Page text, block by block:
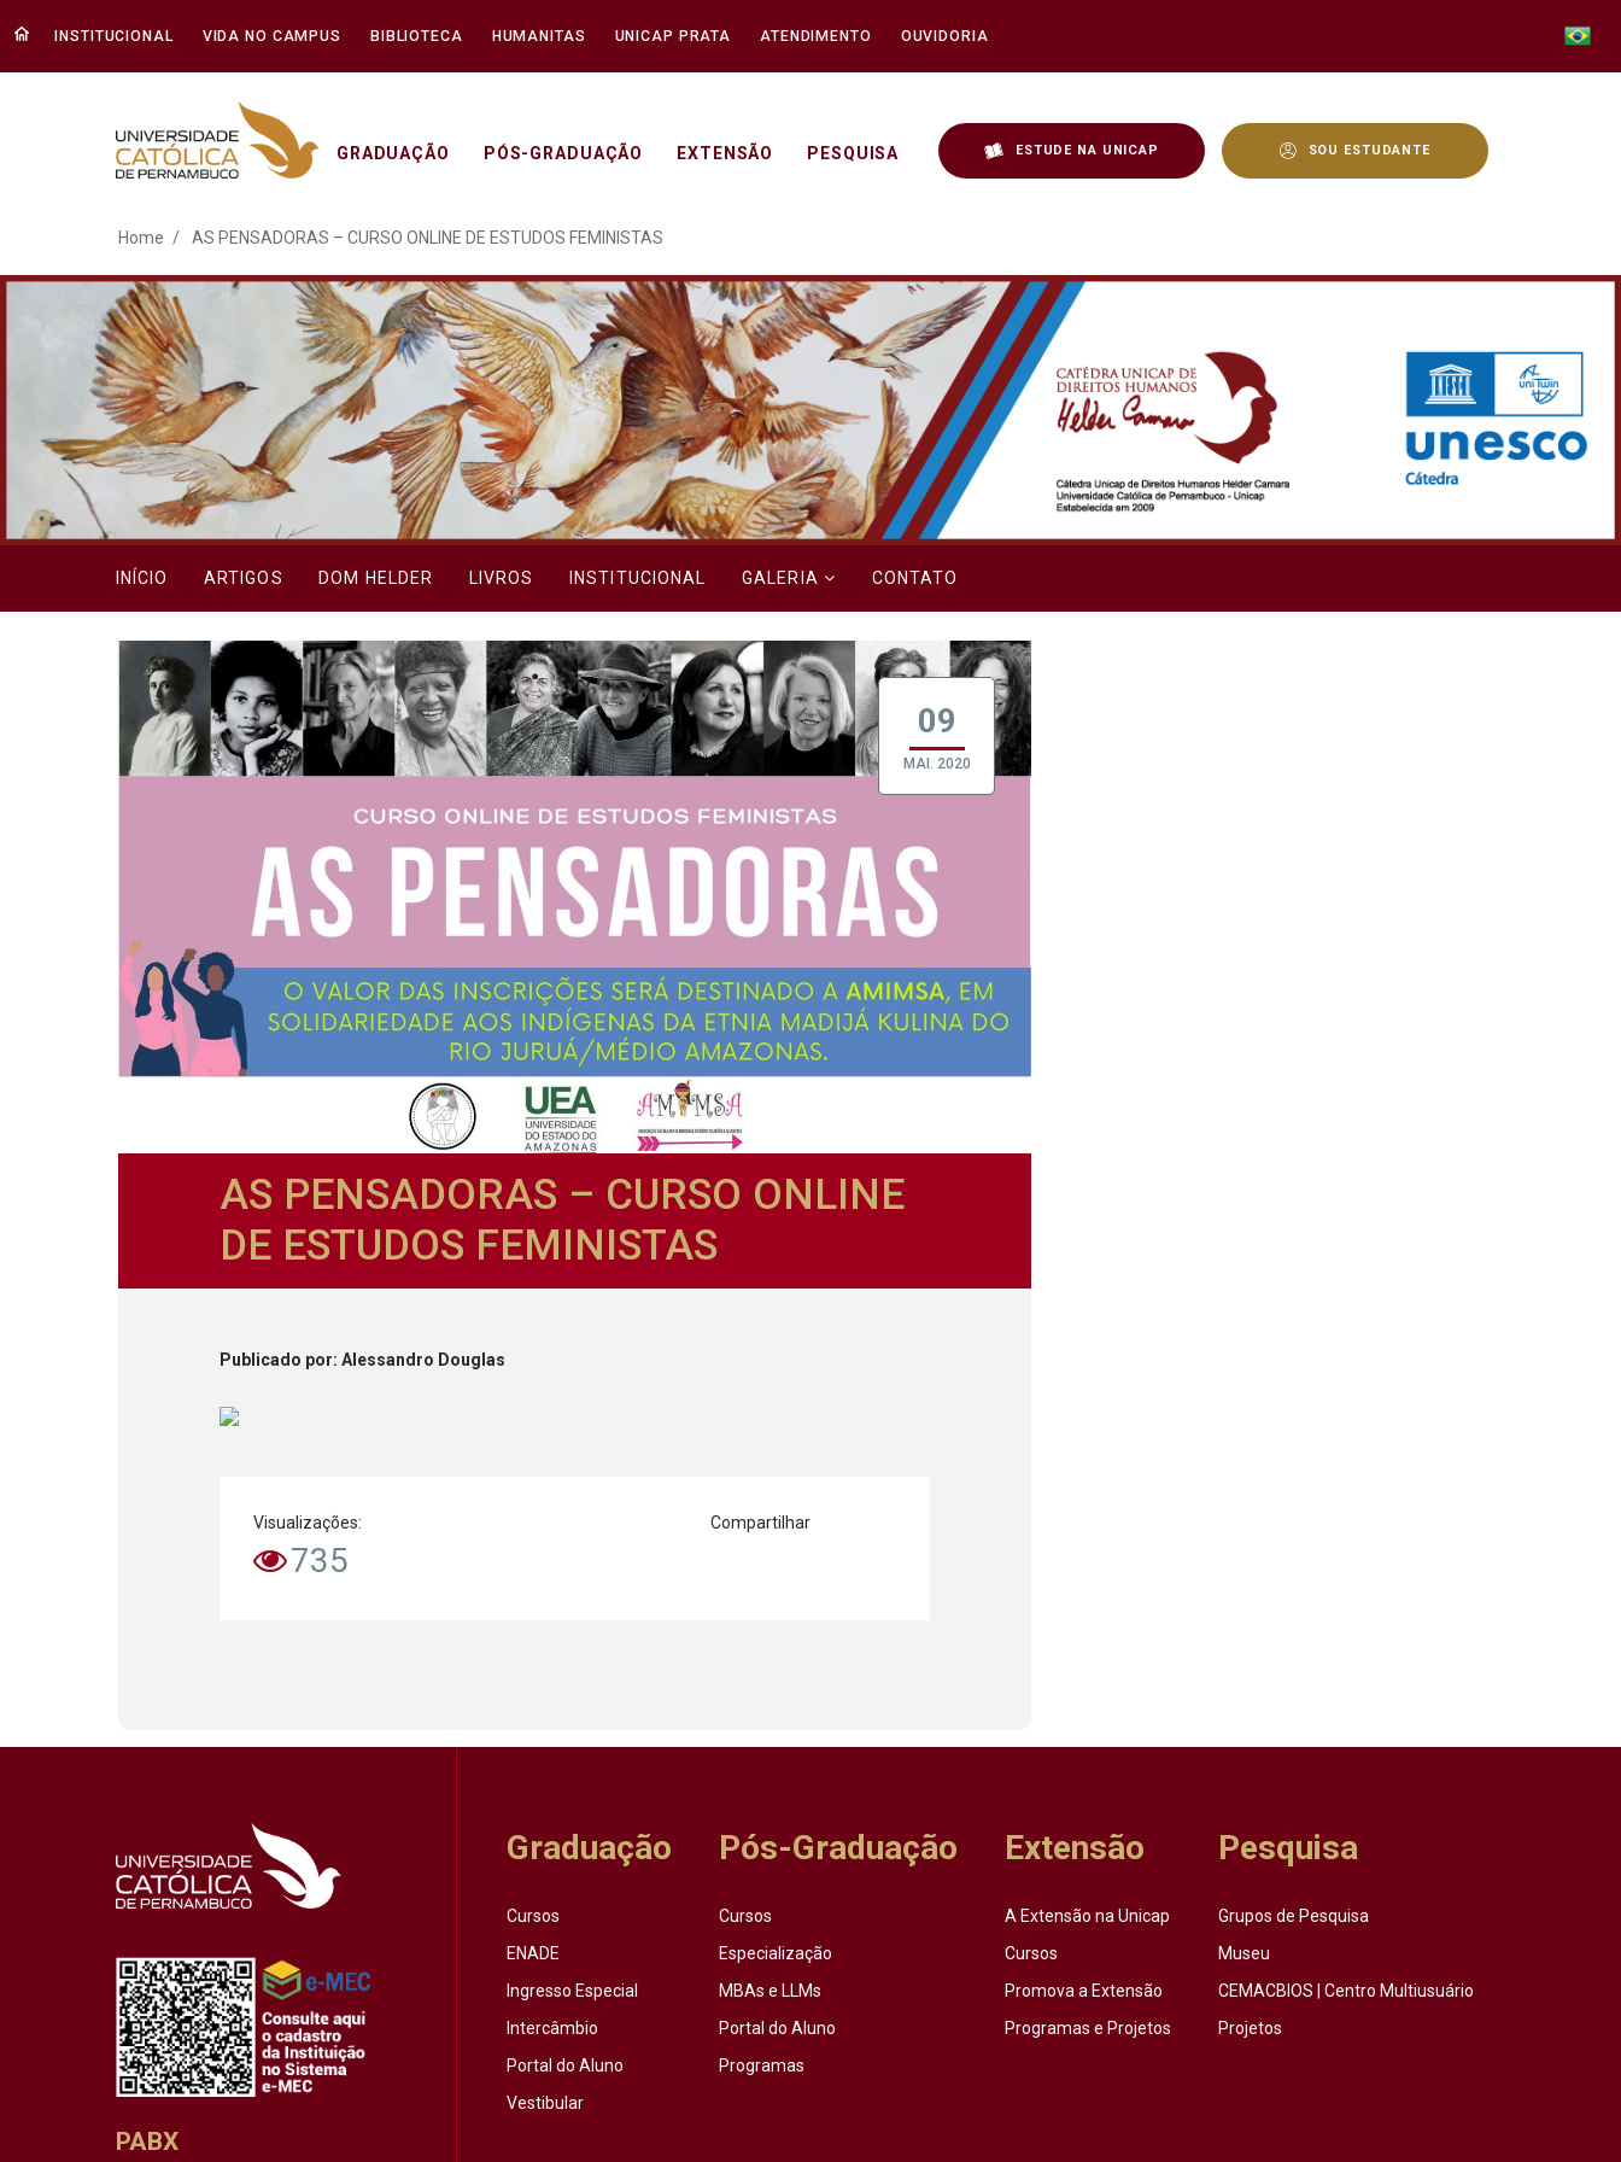
INSTITUCIONAL VIDA NO CAMPUS BIBLIOTECA HUMANITAS UNICAP PRATA ATENDIMENTO OUVIDORIA
GRADUAÇÃO PÓS-GRADUAÇÃO EXTENSÃO PESQUISA ESTUDE NA UNICAP SOU ESTUDANTE
AS PENSADORAS – CURSO ONLINE DE ESTUDOS FEMINISTAS - Unicap
Home AS PENSADORAS – CURSO ONLINE DE ESTUDOS FEMINISTAS
INÍCIO ARTIGOS DOM HELDER LIVROS INSTITUCIONAL GALERIA CONTATO
09
MAI. 2020
AS PENSADORAS – CURSO ONLINE
DE ESTUDOS FEMINISTAS
Publicado por: Alessandro Douglas
Visualizações:
735
Compartilhar
PABX
Graduação
Cursos
ENADE
Ingresso Especial
Intercâmbio
Portal do Aluno
Vestibular
Pós-Graduação
Cursos
Especialização
MBAs e LLMs
Portal do Aluno
Programas
Extensão
A Extensão na Unicap
Cursos
Promova a Extensão
Programas e Projetos
Pesquisa
Grupos de Pesquisa
Museu
CEMACBIOS | Centro Multiusuário
Projetos